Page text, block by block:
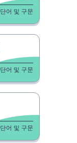
단어 및 구문
단어 및 구문
단어 및 구문